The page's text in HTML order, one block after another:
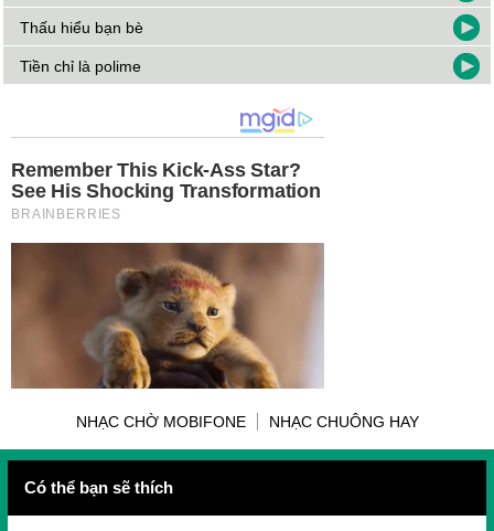
Thấu hiểu bạn bè
Tiền chỉ là polime
NHẠC CHỜ MOBIFONE NHẠC CHUÔNG HAY
Có thể bạn sẽ thích